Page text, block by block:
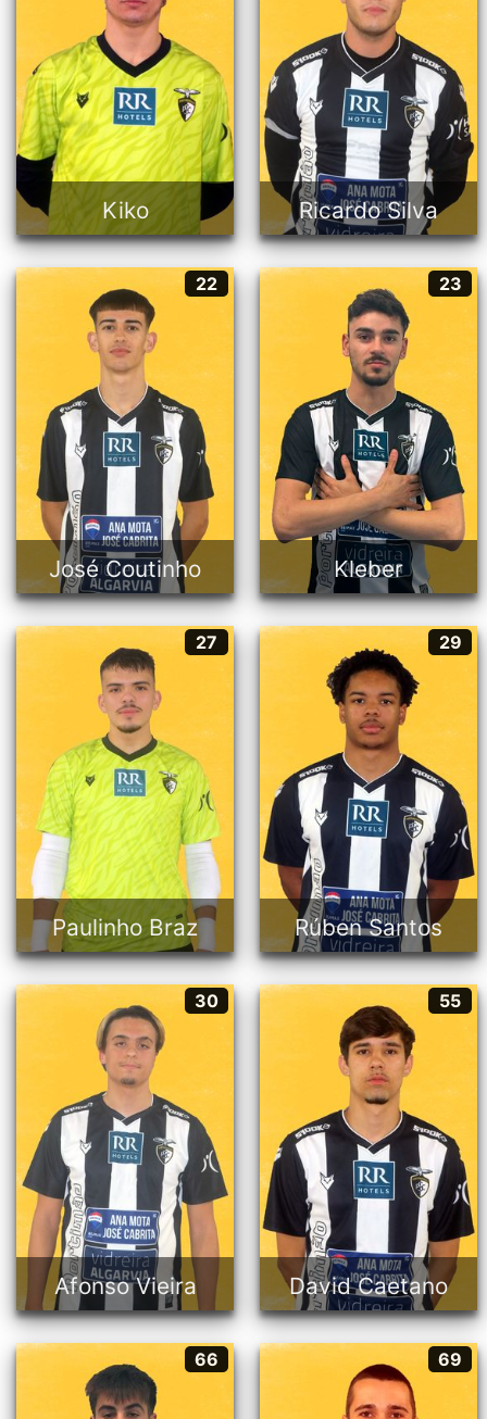
Kiko
Guarda-redes
21 anos
Português
Ricardo Silva
20
Ala
24 anos
Português
22
José Coutinho
José Coutinho
21 anos
Português
23
Kleber
Kleber
Fixo
23 anos
Brasileiro
27
Paulinho Braz
Paulinho Braz
Guarda-redes
22 anos
Português
29
Rúben Santos
Rúben Santos
Ala
22 anos
Português
30
Afonso Vieira
Afonso Vieira
Ala
22 anos
Português
55
David Caetano
David Caetano
Ala
21 anos
Português
66
Santi 69
Pedro Silva